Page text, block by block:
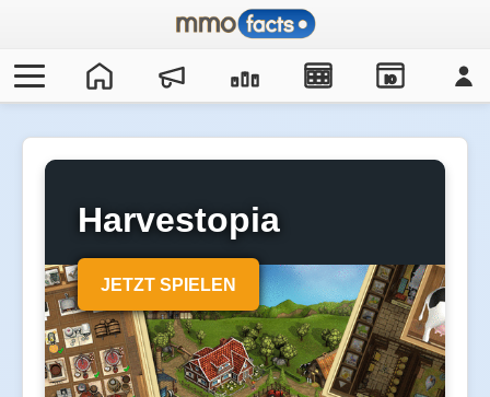
IO
Harvestopia
JETZT SPIELEN